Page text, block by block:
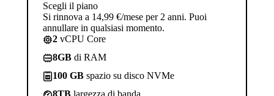
Scegli il piano
Si rinnova a 14,99 €/mese per 2 anni. Puoi
annullare in qualsiasi momento.
2 vCPU Core
8GB di RAM
100 GB spazio su disco NVMe